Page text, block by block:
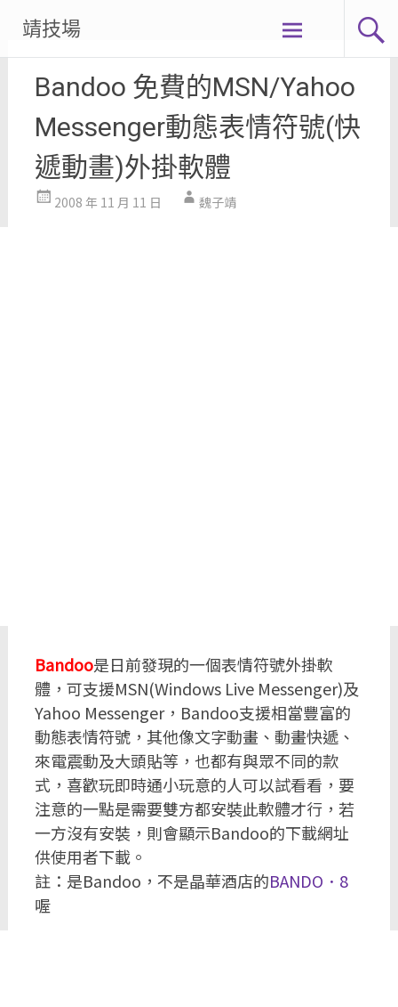
content
靖技場
Bandoo 免費的MSN/Yahoo
Messenger動態表情符號(快
遞動畫)外掛軟體
2008 年 11 月 11 日 魏子靖
Bandoo是日前發現的一個表情符號外掛軟
體，可支援MSN(Windows Live Messenger)及
Yahoo Messenger，Bandoo支援相當豐富的
動態表情符號，其他像文字動畫、動畫快遞、
來電震動及大頭貼等，也都有與眾不同的款
式，喜歡玩即時通小玩意的人可以試看看，要
注意的一點是需要雙方都安裝此軟體才行，若
一方沒有安裝，則會顯示Bandoo的下載網址
供使用者下載。
註：是Bandoo，不是晶華酒店的BANDO．8
喔